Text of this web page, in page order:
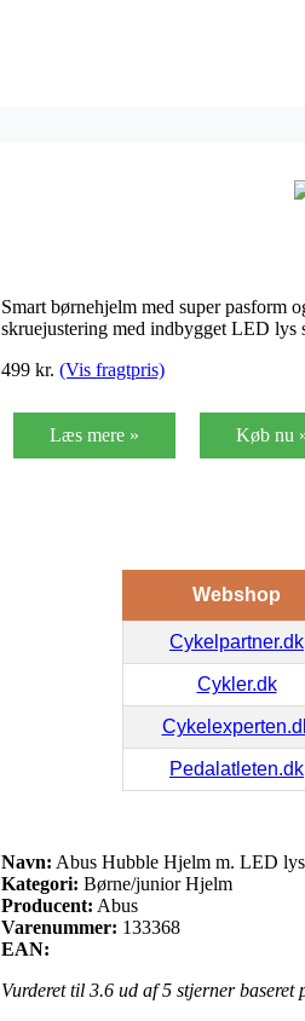
Smart børnehjelm med super pasform
skruejustering med indbygget LED lys
499 kr. (Vis fragtpris)
Læs mere » Køb nu
Webshop
Cykelpartner.dk
Cykler.dk
Pedalatleten.dk
Navn: Abus Hubble Hjelm m. LED
Kategori: Børne/junior Hjelm
Producent: Abus
Varenummer: 133368
EAN:
Vurderet til 3.6 ud af 5 stjerner baseret